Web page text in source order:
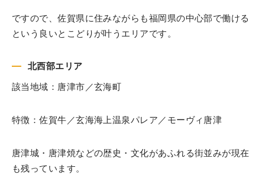
ですので、佐賀県に住みながらも福岡県の中心部で働ける
という良いとこどりが叶うエリアです。
北西部エリア
該当地域：唐津市／玄海町
特徴：佐賀牛／玄海海上温泉パレア／モーヴィ唐津
唐津城・唐津焼などの歴史・文化があふれる街並みが現在
も残っています。